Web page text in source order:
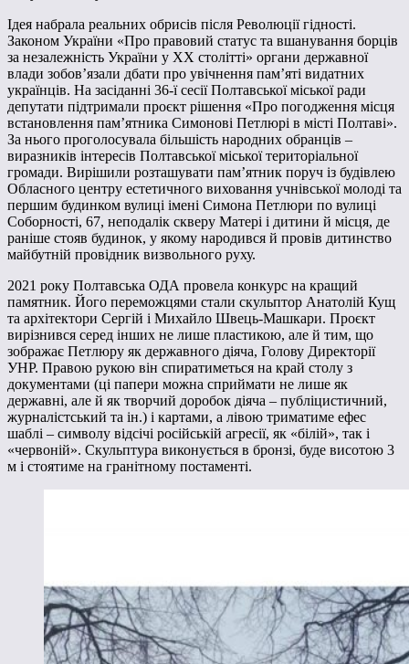
Ідея набрала реальних обрисів після Революції гідності.
Законом України «Про правовий статус та вшанування борців
за незалежність України у XX столітті» органи державної
влади зобов’язали дбати про увічнення пам’яті видатних
українців. На засіданні 36-ї сесії Полтавської міської ради
депутати підтримали проєкт рішення «Про погодження місця
встановлення пам’ятника Симонові Петлюрі в місті Полтаві».
За нього проголосувала більшість народних обранців –
виразників інтересів Полтавської міської територіальної
громади. Вирішили розташувати пам’ятник поруч із будівлею
Обласного центру естетичного виховання учнівської молоді та
першим будинком вулиці імені Симона Петлюри по вулиці
Соборності, 67, неподалік скверу Матері і дитини й місця, де
раніше стояв будинок, у якому народився й провів дитинство
майбутній провідник визвольного руху.
2021 року Полтавська ОДА провела конкурс на кращий
памятник. Його переможцями стали скульптор Анатолій Кущ
та архітектори Сергій і Михайло Швець-Машкари. Проєкт
вирізнився серед інших не лише пластикою, але й тим, що
зображає Петлюру як державного діяча, Голову Директорії
УНР. Правою рукою він спиратиметься на край столу з
документами (ці папери можна сприймати не лише як
державні, але й як творчий доробок діяча – публіцистичний,
журналістський та ін.) і картами, а лівою триматиме ефес
шаблі – символу відсічі російській агресії, як «білій», так і
«червоній». Скульптура виконується в бронзі, буде висотою 3
м і стоятиме на гранітному постаменті.